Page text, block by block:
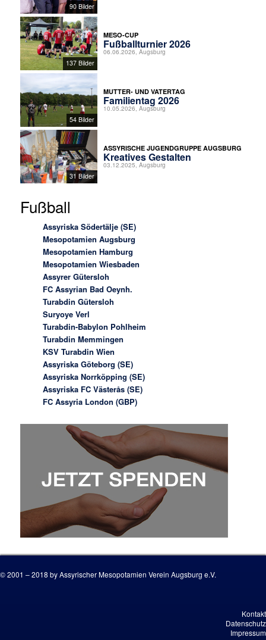
90 Bilder
137 Bilder
MESO-CUP
Fußballturnier 2026
06.06.2026, Augsburg
54 Bilder
MUTTER- UND VATERTAG
Familientag 2026
10.05.2026, Augsburg
31 Bilder
ASSYRISCHE JUGENDGRUPPE AUGSBURG
Kreatives Gestalten
03.12.2025, Augsburg
Fußball
Assyriska Södertälje (SE)
Mesopotamien Augsburg
Mesopotamien Hamburg
Mesopotamien Wiesbaden
Assyrer Gütersloh
FC Assyrian Bad Oeynh.
Turabdin Gütersloh
Suryoye Verl
Turabdin-Babylon Pohlheim
Turabdin Memmingen
KSV Turabdin Wien
Assyriska Göteborg (SE)
Assyriska Norrköpping (SE)
Assyriska FC Västerås (SE)
FC Assyria London (GBP)
© 2001 – 2018 by Assyrischer Mesopotamien Verein Augsburg e.V.
Kontakt
Datenschutz
Impressum